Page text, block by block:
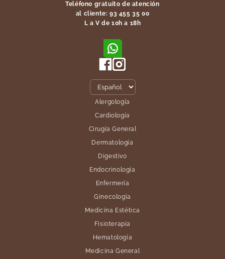
Teléfono gratuito de atención
al cliente: 93 455 35 00
L a V de 10h a 18h
Alergología
Cardiología
Cirugía General
Dermatología
Digestivo
Endocrinología
Enfermería
Ginecología
Medicina Estética
Fisioterapia
Hematología
Medicina General